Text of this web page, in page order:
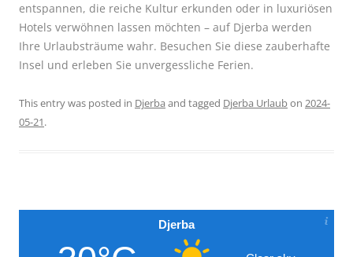
entspannen, die reiche Kultur erkunden oder in luxuriösen
Hotels verwöhnen lassen möchten – auf Djerba werden
Ihre Urlaubsträume wahr. Besuchen Sie diese zauberhafte
Insel und erleben Sie unvergessliche Ferien.
This entry was posted in Djerba and tagged Djerba Urlaubon 2024-
05-21.
Djerba